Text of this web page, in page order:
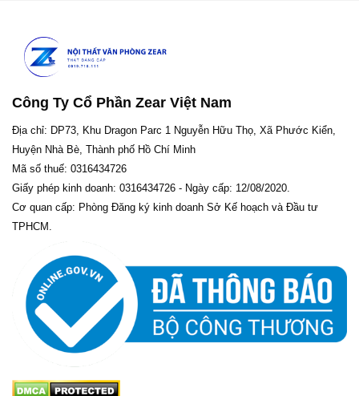
Công Ty Cổ Phần Zear Việt Nam
Địa chỉ: DP73, Khu Dragon Parc 1 Nguyễn Hữu Thọ, Xã Phước Kiển,
Huyện Nhà Bè, Thành phố Hồ Chí Minh
Mã số thuế: 0316434726
Giấy phép kinh doanh: 0316434726 - Ngày cấp: 12/08/2020.
Cơ quan cấp: Phòng Đăng ký kinh doanh Sở Kế hoạch và Đầu tư
TPHCM.